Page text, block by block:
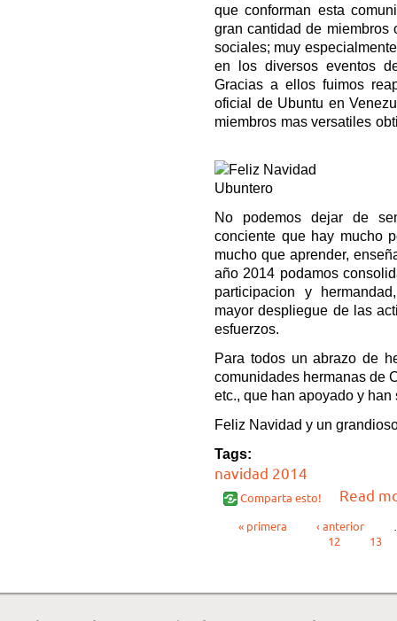
que conforman esta
gran cantidad de miembros
sociales; muy
en los diversos eventos
Gracias a ellos fuimos
oficial de Ubuntu en
miembros mas versatiles
No podemos dejar de
conciente que hay mucho
mucho que aprender,
año 2014 podamos
participacion y
mayor despliegue de las
esfuerzos.
Para todos un abrazo de
comunidades hermanas de
etc., que han apoyado y
Feliz Navidad y un
Tags:
navidad 2014
Comparta esto! Read
Páginas
« primera ‹ anterior
12 13